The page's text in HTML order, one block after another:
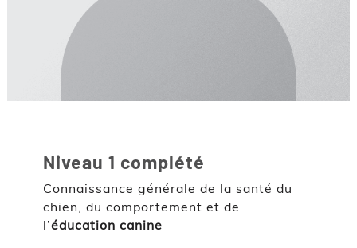
Niveau 1 complété
Connaissance générale de la santé du
chien, du comportement et de
l’éducation canine